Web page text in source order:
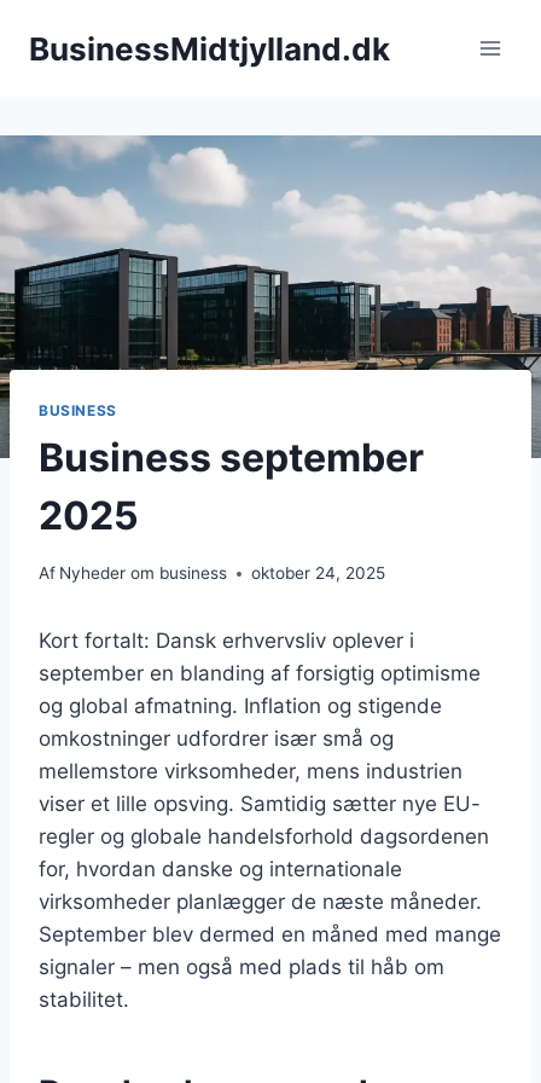
BusinessMidtjylland.dk
BUSINESS
Business september
2025
Af Nyheder om business oktober 24, 2025
Kort fortalt: Dansk erhvervsliv oplever i
september en blanding af forsigtig optimisme
og global afmatning. Inflation og stigende
omkostninger udfordrer især små og
mellemstore virksomheder, mens industrien
viser et lille opsving. Samtidig sætter nye EU-
regler og globale handelsforhold dagsordenen
for, hvordan danske og internationale
virksomheder planlægger de næste måneder.
September blev dermed en måned med mange
signaler – men også med plads til håb om
stabilitet.